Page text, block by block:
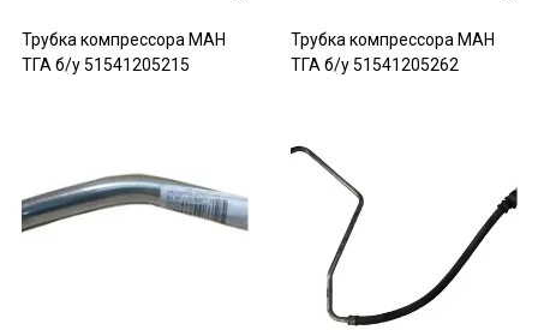
Трубка компрессора МАН
ТГА б/у 51541205215
Трубка компрессора МАН
ТГА б/у 51541205262